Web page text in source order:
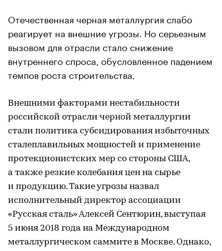
Отечественная черная металлургия слабо
реагирует на внешние угрозы. Но серьезным
вызовом для отрасли стало снижение
внутреннего спроса, обусловленное падением
темпов роста строительства.
Внешними факторами нестабильности
российской отрасли черной металлургии
стали политика субсидирования избыточных
сталеплавильных мощностей и применение
протекционистских мер со стороны США,
а также резкие колебания цен на сырье
и продукцию. Такие угрозы назвал
исполнительный директор ассоциации
«Русская сталь» Алексей Сентюрин, выступая
5 июня 2018 года на Международном
металлургическом саммите в Москве. Однако,